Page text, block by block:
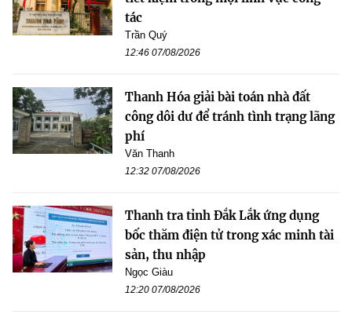
tác
Trần Quý
12:46 07/08/2026
Thanh Hóa giải bài toán nhà đất
công dôi dư để tránh tình trạng lãng
phí
Văn Thanh
12:32 07/08/2026
Thanh tra tỉnh Đắk Lắk ứng dụng
bốc thăm điện tử trong xác minh tài
sản, thu nhập
Ngọc Giàu
12:20 07/08/2026